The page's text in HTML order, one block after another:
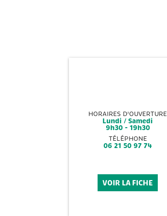
HORAIRES D'OUVERTURE
Lundi / Samedi
9h30 - 19h30
TÉLÉPHONE
06 21 50 97 74
VOIR LA FICHE